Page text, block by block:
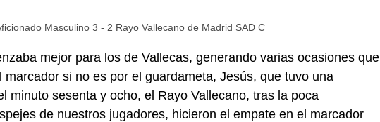
Masculino 3 - 2 Rayo Vallecano de Madrid SAD C
mejor para los de Vallecas, generando varias ocasiones que
marcador si no es por el guardameta, Jesús, que tuvo una
minuto sesenta y ocho, el Rayo Vallecano, tras la poca
de nuestros jugadores, hicieron el empate en el marcador